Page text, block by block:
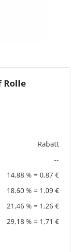
Rolle
Rabatt
--
14,88 % = 0,87 €
18,60 % = 1,09 €
21,46 % = 1,26 €
29,18 % = 1,71 €